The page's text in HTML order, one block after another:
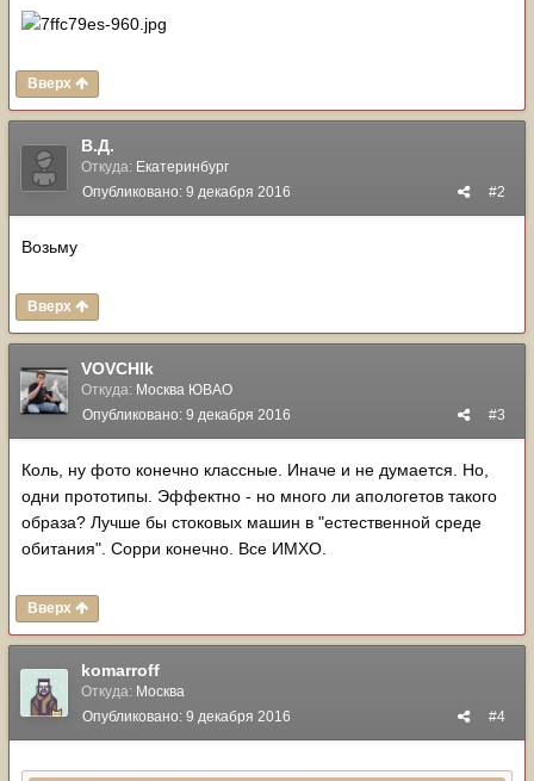
Вверх
В.Д.
Откуда: Екатеринбург
#2
Опубликовано: 9 декабря 2016
Возьму
Вверх
VOVCHIk
Откуда: Москва ЮВАО
#3
Опубликовано: 9 декабря 2016
Коль, ну фото конечно классные. Иначе и не думается. Но,
одни прототипы. Эффектно - но много ли апологетов такого
образа? Лучше бы стоковых машин в "естественной среде
обитания". Сорри конечно. Все ИМХО.
Вверх
komarroff
Откуда: Москва
#4
Опубликовано: 9 декабря 2016